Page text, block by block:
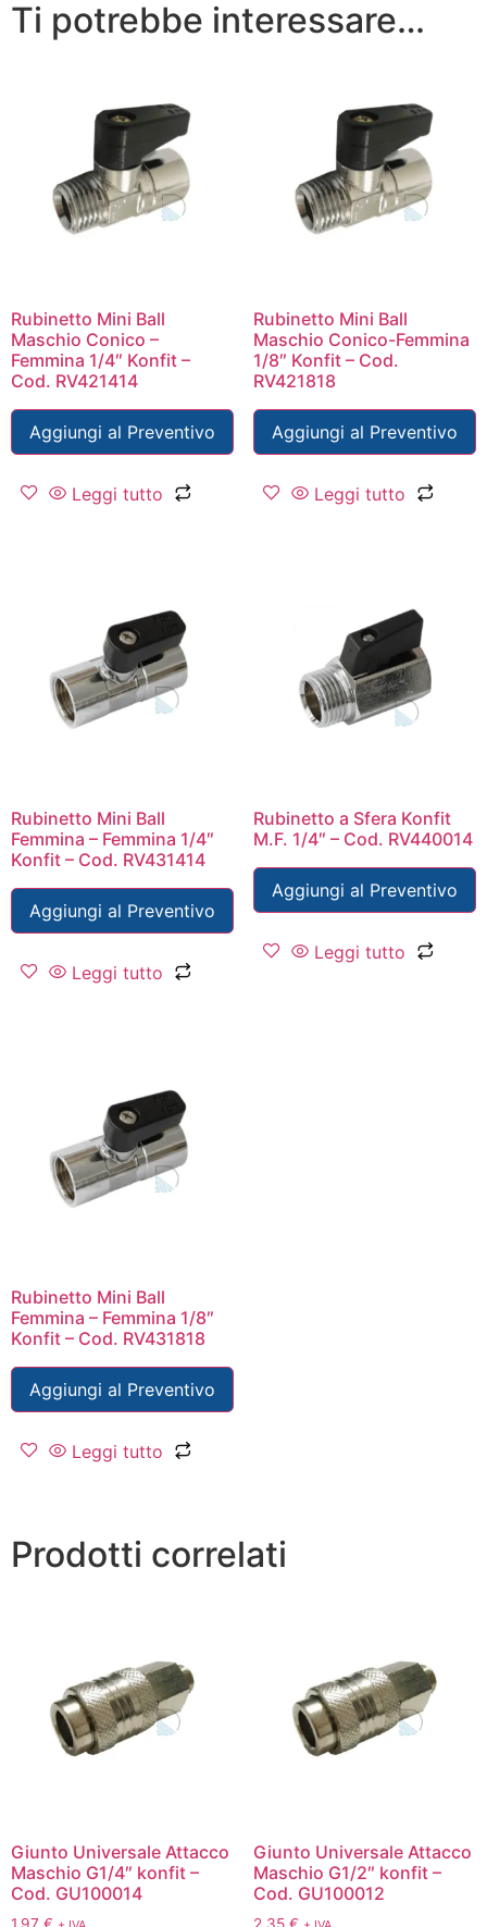
Ti potrebbe interessare…
Rubinetto Mini Ball
Maschio Conico –
Femmina 1/4″ Konfit –
Cod. RV421414
Aggiungi al Preventivo
Leggi tutto
Rubinetto Mini Ball
Maschio Conico-Femmina
1/8″ Konfit – Cod.
RV421818
Aggiungi al Preventivo
Leggi tutto
Rubinetto Mini Ball
Femmina – Femmina 1/4″
Konfit – Cod. RV431414
Aggiungi al Preventivo
Leggi tutto
Rubinetto a Sfera Konfit
M.F. 1/4″ – Cod. RV440014
Aggiungi al Preventivo
Leggi tutto
Rubinetto Mini Ball
Femmina – Femmina 1/8″
Konfit – Cod. RV431818
Aggiungi al Preventivo
Leggi tutto
Prodotti correlati
Giunto Universale Attacco
Maschio G1/4″ konfit –
Cod. GU100014
Giunto Universale Attacco
Maschio G1/2″ konfit –
Cod. GU100012